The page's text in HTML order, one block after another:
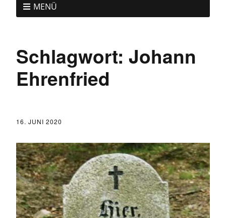
MENÜ
Schlagwort: Johann
Ehrenfried
16. JUNI 2020